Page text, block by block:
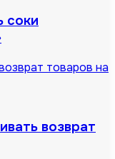
соки
товаров на
возврат